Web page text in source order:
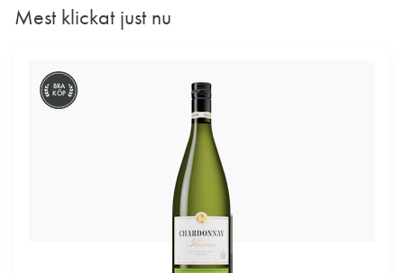
Mest klickat just nu
BRA
KÖP